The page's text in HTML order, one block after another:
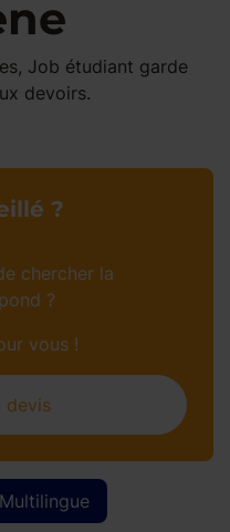
Job étudiant garde
devoirs.
Multilingue
?
chercher la
?
vous !
devis